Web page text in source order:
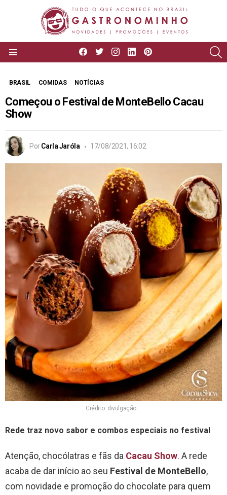
facebooktwitterinstagram
linkedin
BRASIL COMIDAS NOTÍCIAS
Começou o Festival de MonteBello Cacau
Show
Por Carla Jaróla 17/08/2021, 16:02
Crédito: divulgação
Rede traz novo sabor e combos especiais no festival
Atenção, chocólatras e fãs da Cacau Show. A rede
acaba de dar início ao seu Festival de MonteBello,
com novidade e promoção do chocolate para quem